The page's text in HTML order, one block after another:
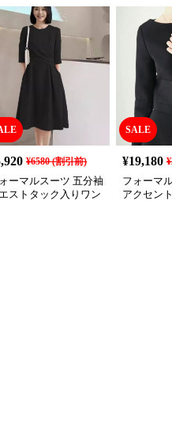
¥6580(割引前)
ーマルスーツ 五分袖
ストタック入りワン
SALE
¥19,180 ¥
フォーマ
アクセン